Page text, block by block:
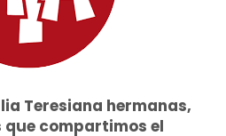
Teresiana hermanas,
compartimos el